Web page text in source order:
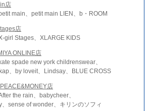
店
main、petit main LIEN、b・ROOM
店
girl Stages、XLARGE KIDS
ONLINE店
spade new york childrenswear、
、by loveit、Lindsay、BLUE CROSS
店
the rain、babycheer、
sense of wonder、キリンのソフィ